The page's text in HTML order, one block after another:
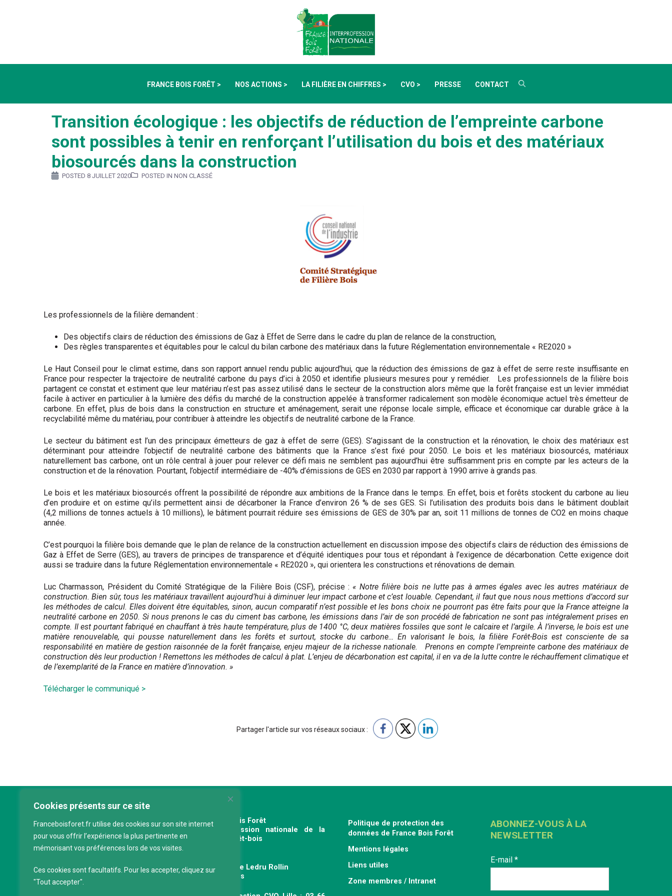
Cookies présents sur ce site
Franceboisforet.fr utilise des cookies sur son site internet
pour vous offrir l’expérience la plus pertinente en
mémorisant vos préférences lors de vos visites.
Ces cookies sont facultatifs. Pour les accepter, cliquez sur
"Tout accepter".
FRANCE BOIS FORÊT > NOS ACTIONS > LA FILIÈRE EN CHIFFRES > CVO > PRESSE CONTACT
Transition écologique : les objectifs de réduction de l’empreinte carbone
sont possibles à tenir en renforçant l’utilisation du bois et des matériaux
biosourcés dans la construction
POSTED 8 JUILLET 2020 POSTED IN NON CLASSÉ
Les professionnels de la filière demandent :
Des objectifs clairs de réduction des émissions de Gaz à Effet de Serre dans le cadre du plan de relance de la construction,
Des règles transparentes et équitables pour le calcul du bilan carbone des matériaux dans la future Réglementation environnementale « RE2020 »
Le Haut Conseil pour le climat estime, dans son rapport annuel rendu public aujourd’hui, que la réduction des émissions de gaz à effet de serre reste insuffisante en
France pour respecter la trajectoire de neutralité carbone du pays d’ici à 2050 et identifie plusieurs mesures pour y remédier. Les professionnels de la filière bois
partagent ce constat et estiment que leur matériau n’est pas assez utilisé dans le secteur de la construction alors même que la forêt française est un levier immédiat
facile à activer en particulier à la lumière des défis du marché de la construction appelée à transformer radicalement son modèle économique actuel très émetteur de
carbone. En effet, plus de bois dans la construction en structure et aménagement, serait une réponse locale simple, efficace et économique car durable grâce à la
recyclabilité même du matériau, pour contribuer à atteindre les objectifs de neutralité carbone de la France.
Le secteur du bâtiment est l’un des principaux émetteurs de gaz à effet de serre (GES). S’agissant de la construction et la rénovation, le choix des matériaux est
déterminant pour atteindre l’objectif de neutralité carbone des bâtiments que la France s’est fixé pour 2050. Le bois et les matériaux biosourcés, matériaux
naturellement bas carbone, ont un rôle central à jouer pour relever ce défi mais ne semblent pas aujourd’hui être suffisamment pris en compte par les acteurs de la
construction et de la rénovation. Pourtant, l’objectif intermédiaire de -40% d’émissions de GES en 2030 par rapport à 1990 arrive à grands pas.
Le bois et les matériaux biosourcés offrent la possibilité de répondre aux ambitions de la France dans le temps. En effet, bois et forêts stockent du carbone au lieu
d’en produire et on estime qu’ils permettent ainsi de décarboner la France d’environ 26 % de ses GES. Si l’utilisation des produits bois dans le bâtiment doublait
(4,2 millions de tonnes actuels à 10 millions), le bâtiment pourrait réduire ses émissions de GES de 30% par an, soit 11 millions de tonnes de CO2 en moins chaque
année.
C’est pourquoi la filière bois demande que le plan de relance de la construction actuellement en discussion impose des objectifs clairs de réduction des émissions de
Gaz à Effet de Serre (GES), au travers de principes de transparence et d’équité identiques pour tous et répondant à l’exigence de décarbonation. Cette exigence doit
aussi se traduire dans la future Réglementation environnementale « RE2020 », qui orientera les constructions et rénovations de demain.
Luc Charmasson, Président du Comité Stratégique de la Filière Bois (CSF), précise : « Notre filière bois ne lutte pas à armes égales avec les autres matériaux de
construction. Bien sûr, tous les matériaux travaillent aujourd’hui à diminuer leur impact carbone et c’est louable. Cependant, il faut que nous nous mettions d’accord sur
les méthodes de calcul. Elles doivent être équitables, sinon, aucun comparatif n’est possible et les bons choix ne pourront pas être faits pour que la France atteigne la
neutralité carbone en 2050. Si nous prenons le cas du ciment bas carbone, les émissions dans l’air de son procédé de fabrication ne sont pas intégralement prises en
compte. Il est pourtant fabriqué en chauffant à très haute température, plus de 1400 °C, deux matières fossiles que sont le calcaire et l’argile. À l’inverse, le bois est une
matière renouvelable, qui pousse naturellement dans les forêts et surtout, stocke du carbone… En valorisant le bois, la filière Forêt-Bois est consciente de sa
responsabilité en matière de gestion raisonnée de la forêt française, enjeu majeur de la richesse nationale. Prenons en compte l’empreinte carbone des matériaux de
construction dès leur production ! Remettons les méthodes de calcul à plat. L’enjeu de décarbonation est capital, il en va de la lutte contre le réchauffement climatique et
de l’exemplarité de la France en matière d’innovation. »
Télécharger le communiqué >
Partager l'article sur vos réseaux sociaux :
France Bois Forêt
Interprofession nationale de la
filière forêt-bois
120 avenue Ledru Rollin
75011 Paris
Politique de protection des
données de France Bois Forêt
Mentions légales
Liens utiles
Zone membres / Intranet
ABONNEZ-VOUS À LA
NEWSLETTER
E-mail *